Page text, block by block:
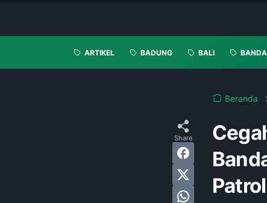
ARTIKEL BADUNG BALI
Beranda